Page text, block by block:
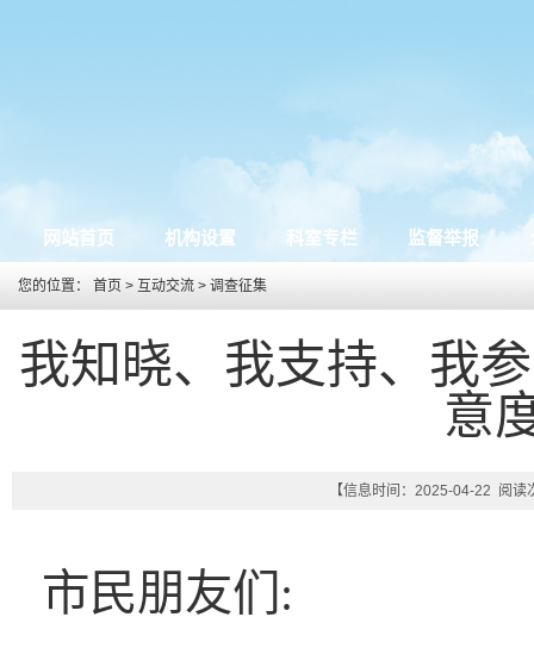
网站首页 机构设置 科室专栏 监督举报
您的位置： 首页 > 互动交流 > 调查征集
我知晓、我支持、我
意
【信息时间：2025-04-22 阅读
市民朋友们: